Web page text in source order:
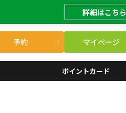
詳細はこちら
予約 マイページ
ポイントカード